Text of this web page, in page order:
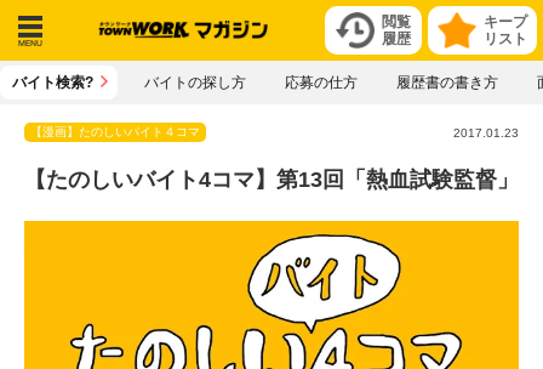
キープ
リスト
閲覧
履歴
メニ
バイト検索? バイトの探し方 応募の仕方 履歴書の書き方
【漫画】たのしいバイト４コマ 2017.01.23
【たのしいバイト4コマ】第13回「熱血試験監督」